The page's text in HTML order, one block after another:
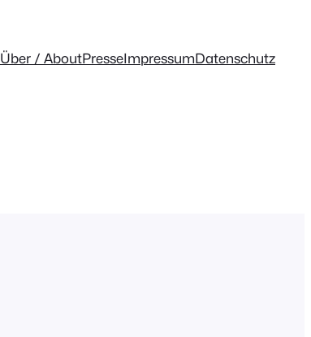
Über / AboutPresseImpressumDatenschutz